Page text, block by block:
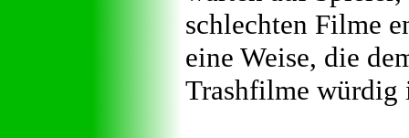
schlechten Filme
eine Weise, die
Trashfilme würdig